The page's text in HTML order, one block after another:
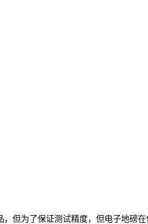
但为了保证测试精度，但电子地磅